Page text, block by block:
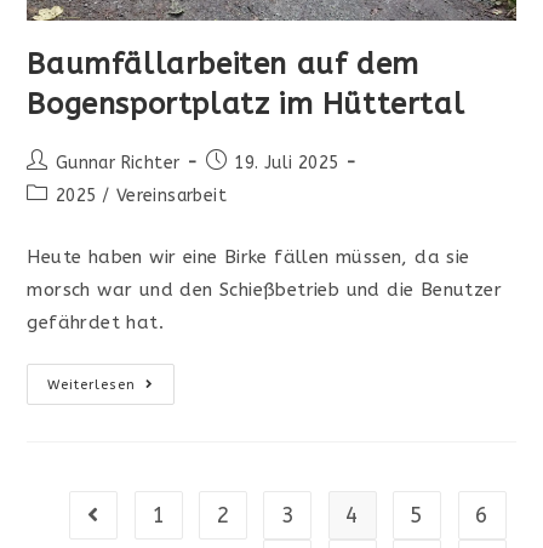
Baumfällarbeiten auf dem
Bogensportplatz im Hüttertal
Beitrags-
Autor:
Gunnar Richter
Beitrag
veröffentlicht:
19. Juli 2025
Beitrags-
2025 / Vereinsarbeit
Heute haben wir eine Birke fällen müssen, da sie
morsch war und den Schießbetrieb und die Benutzer
gefährdet hat.
Weiterlesen
Baumfällarbeiten
Auf
Gehe zur vorherigen Seite
1 2 3 4 5
6